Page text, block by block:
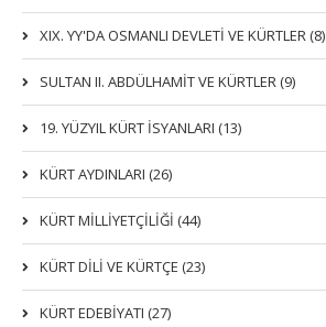
XIX. YY'DA OSMANLI DEVLETI VE KÜRTLER (8)
SULTAN II. ABDÜLHAMİT VE KÜRTLER (9)
19. YÜZYIL KÜRT İSYANLARI (13)
KÜRT AYDINLARI (26)
KÜRT MİLLİYETÇİLİĞİ (44)
KÜRT DİLİ VE KÜRTÇE (23)
KÜRT EDEBİYATI (27)